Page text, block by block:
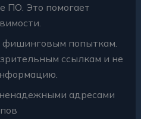
ПО. Это помогает
попыткам.
ссылкам и не
адресами